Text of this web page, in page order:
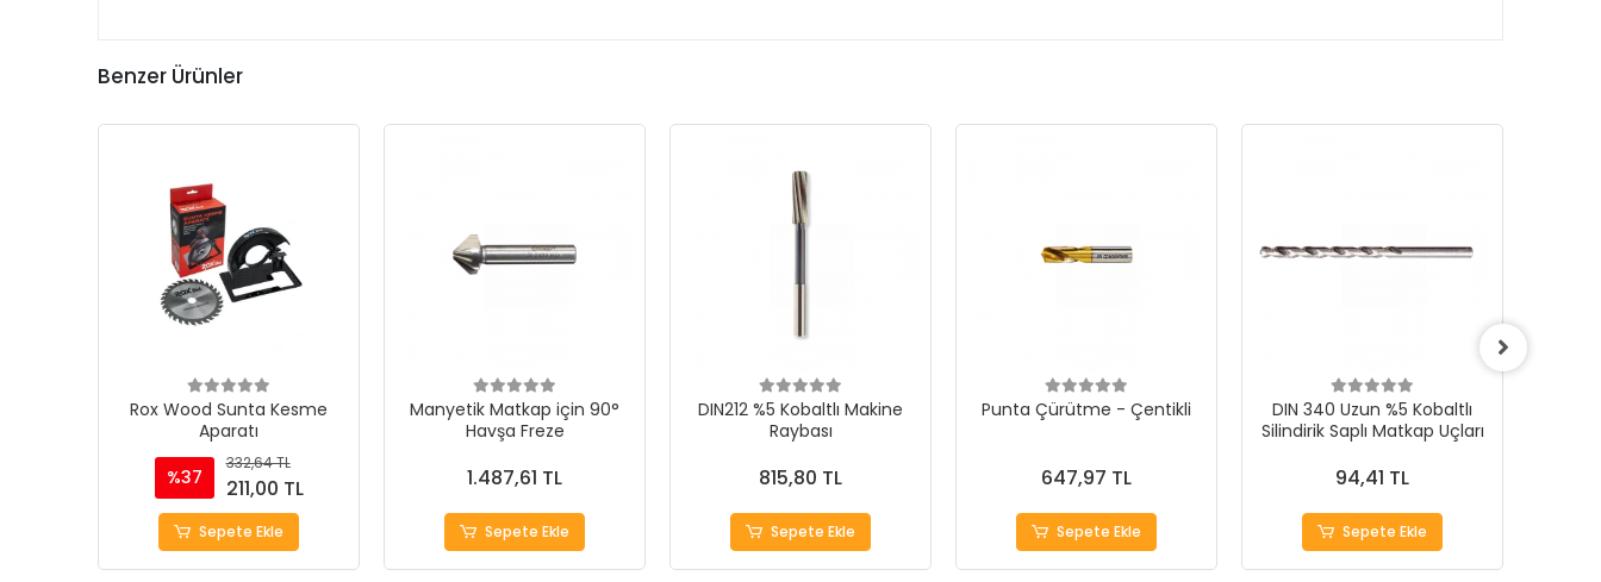
Benzer Ürünler
Rox Wood Sunta Kesme
Aparatı
%37
332,64 TL
211,00 TL
Sepete Ekle
Manyetik Matkap için 90°
Havşa Freze
1.487,61 TL
Sepete Ekle
DIN212 %5 Kobaltlı Makine
Raybası
815,80 TL
Sepete Ekle
Punta Çürütme - Çentikli
647,97 TL
Sepete Ekle
DIN 340 Uzun %5 Kobaltlı
Silindirik Saplı Matkap Uçları
94,41 TL
Sepete Ekle